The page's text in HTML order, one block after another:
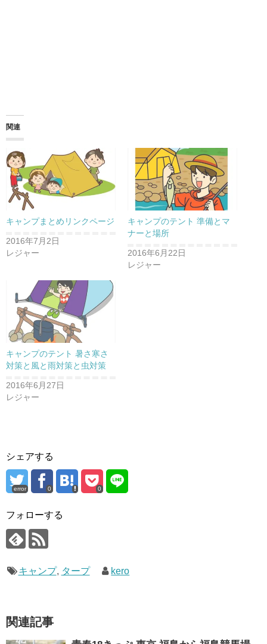
関連
キャンプまとめリンクページ
2016年7月2日
レジャー
キャンプのテント 準備とマ
ナーと場所
2016年6月22日
レジャー
キャンプのテント 暑さ寒さ
対策と風と雨対策と虫対策
2016年6月27日
レジャー
シェアする
error 0 0
フォローする
キャンプ, タープ kero
関連記事